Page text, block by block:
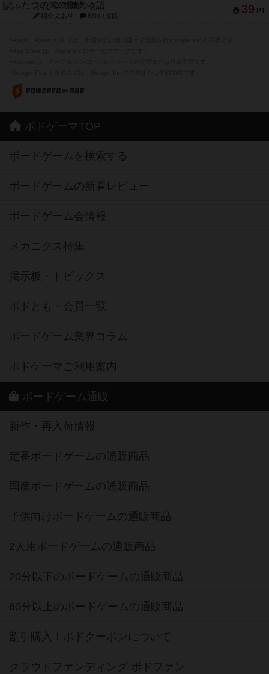
39 PT
ふたつの城の物語
紹介文あり 6件の投稿
ボドゲーマTOP
ボードゲームを検索する
ボードゲームの新着レビュー
ボードゲーム会情報
メカニクス特集
掲示板・トピックス
ボドとも・会員一覧
ボードゲーム業界コラム
ボドゲーマご利用案内
ボードゲーム通販
新作・再入荷情報
定番ボードゲームの通販商品
国産ボードゲームの通販商品
子供向けボードゲームの通販商品
2人用ボードゲームの通販商品
20分以下のボードゲームの通販商品
60分以上のボードゲームの通販商品
割引購入！ボドクーポンについて
クラウドファンディング ボドファン